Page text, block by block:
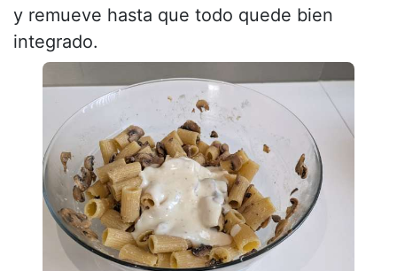
y remueve hasta que todo quede bien
integrado.